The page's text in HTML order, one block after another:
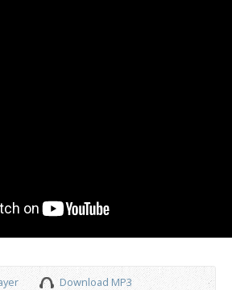
Download MP3